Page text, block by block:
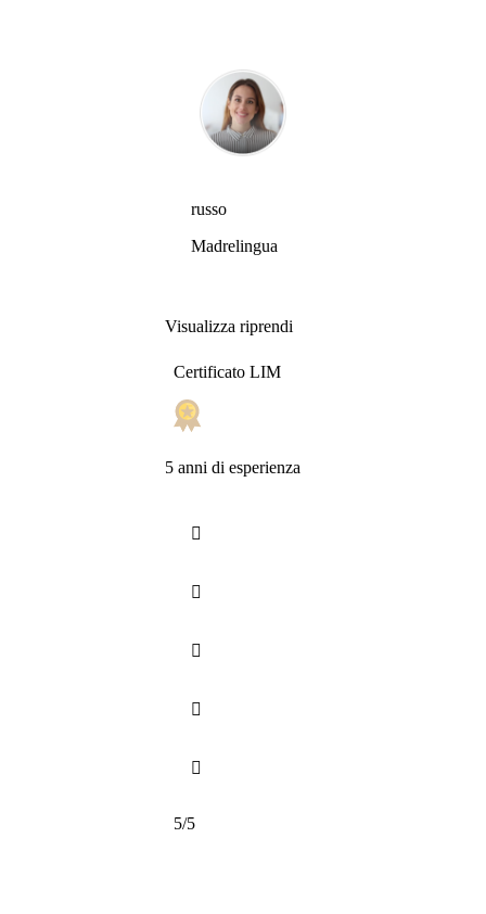
russo
Madrelingua
Visualizza riprendi
Certificato LIM
5 anni di esperienza





5/5